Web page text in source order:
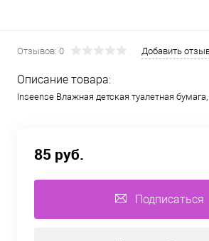
Отзывов: 0 Добавить
Описание товара:
Inseense Влажная детская туалетная
85 руб.
Подписаться